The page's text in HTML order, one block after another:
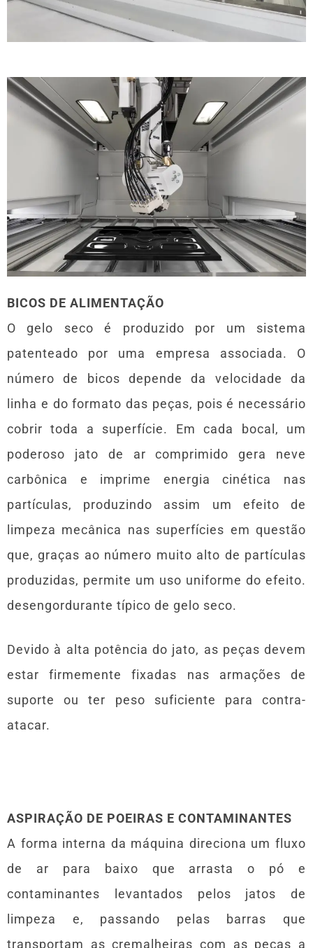
BICOS DE ALIMENTAÇÃO
O gelo seco é produzido por um sistema
patenteado por uma empresa associada. O
número de bicos depende da velocidade da
linha e do formato das peças, pois é necessário
cobrir toda a superfície. Em cada bocal, um
poderoso jato de ar comprimido gera neve
carbônica e imprime energia cinética nas
partículas, produzindo assim um efeito de
limpeza mecânica nas superfícies em questão
que, graças ao número muito alto de partículas
produzidas, permite um uso uniforme do efeito.
desengordurante típico de gelo seco.
Devido à alta potência do jato, as peças devem
estar firmemente fixadas nas armações de
suporte ou ter peso suficiente para contra-
atacar.
ASPIRAÇÃO DE POEIRAS E CONTAMINANTES
A forma interna da máquina direciona um fluxo
de ar para baixo que arrasta o pó e
contaminantes levantados pelos jatos de
limpeza e, passando pelas barras que
transportam as cremalheiras com as peças a